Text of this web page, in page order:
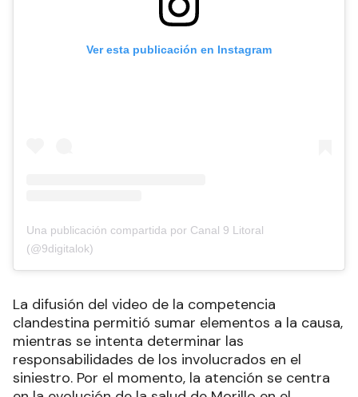
Ver esta publicación en Instagram
Una publicación compartida por Canal 9 Litoral
(@9digitalok)
La difusión del video de la competencia
clandestina permitió sumar elementos a la causa,
mientras se intenta determinar las
responsabilidades de los involucrados en el
siniestro. Por el momento, la atención se centra